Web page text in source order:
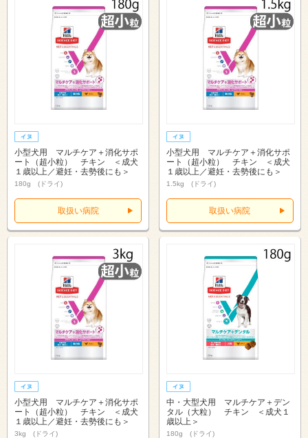
小型犬用 マルチケア＋消化サポ
ート（超小粒） チキン ＜成犬
１歳以上／避妊・去勢後にも＞
180g (ドライ)
取扱い病院
小型犬用 マルチケア＋消化サポ
ート（超小粒） チキン ＜成犬
１歳以上／避妊・去勢後にも＞
1.5kg (ドライ)
取扱い病院
小型犬用 マルチケア＋消化サポ
ート（超小粒） チキン ＜成犬
１歳以上／避妊・去勢後にも＞
3kg (ドライ)
中・大型犬用 マルチケア＋デン
タル（大粒） チキン ＜成犬１
歳以上＞
180g (ドライ)